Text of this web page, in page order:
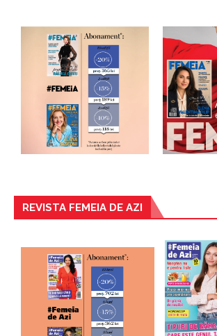
REVISTA FEMEIA DE AZI